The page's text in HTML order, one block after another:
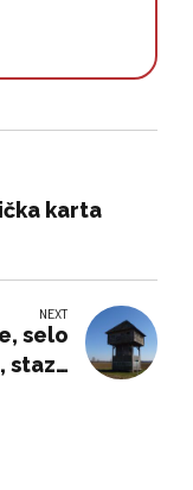
karta
NEXT
selo
staza